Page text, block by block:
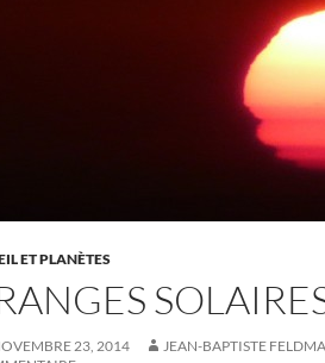
ET PLANÈTES
23, 2014 JEAN-BAPTISTE